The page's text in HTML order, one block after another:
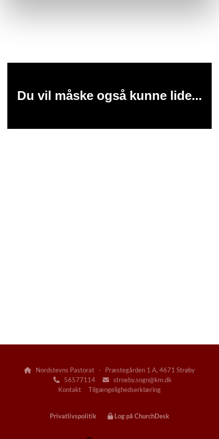
Du vil måske også kunne lide...
 Nordstevns Pastorat · Præstegården 1 A, 4671 Strøby
 56577114 
stroeby.sogn@km.dk
Kontakt
Tilgængelighedserklæring
Privatlivspolitik Log på ChurchDesk